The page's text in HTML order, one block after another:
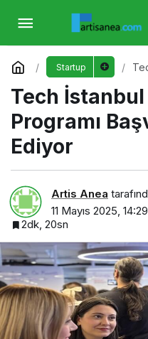
Startup
Tech
Programı
Ediyor
Artis Anea
11 Mayıs 2025, 14:29
2dk, 20sn
Tech İstanbul
Başvuruları Devam Ediyor
Yorum Yap